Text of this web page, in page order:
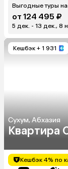
Выгодные туры
от 124 495 ₽
5 дек. - 13 дек., 8
Кешбэк + 1 931
Сухум, Абхазия
Квартира
Кешбэк 4% по